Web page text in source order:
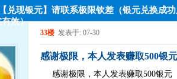
兑现银元】请联系极限钦差（银元兑换成
效）
33楼 发表于: 07-30
感谢极限，本人发表赚取500银
感谢极限，本人发表赚取500银元